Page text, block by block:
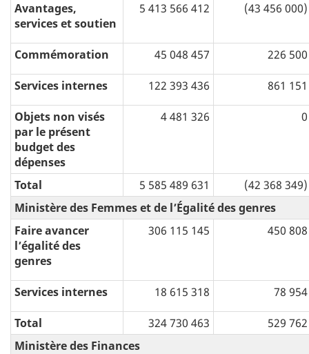
Avantages,
services et soutien
5 413 566 412 (43 456 000)
Commémoration 45 048 457 226 500
Services internes 122 393 436 861 151
Objets non visés
par le présent
budget des
dépenses
4 481 326 0
Total 5 585 489 631
(42 368 349)
Ministère des Femmes et de l’Égalité des genres
Faire avancer
l’égalité des
genres
306 115 145 450 808
Services internes 18 615 318 78 954
Total 324 730 463
529 762
Ministère des Finances